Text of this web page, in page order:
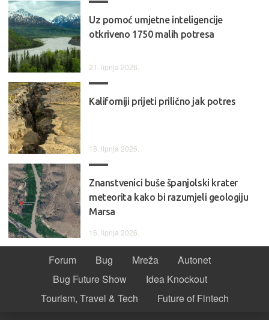
Uz pomoć umjetne inteligencije
otkriveno 1750 malih potresa
21. lipnja 2026.
Kaliforniji prijeti prilično jak potres
18. lipnja 2026.
Znanstvenici buše španjolski krater
meteorita kako bi razumjeli geologiju
Marsa
16. lipnja 2026.
Forum Bug Mreža
Autonet
Bug Future Show
Idea Knockout
Tourism, Travel & Tech
Future of Fintech